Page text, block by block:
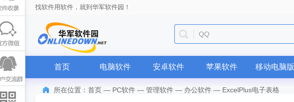
找软件用软件，就到华军软件园！
QQ
首页 电脑软件 安卓软件 苹果软件 移动电脑版
所在位置： 首页 — PC软件 — 管理软件 — 办公软件 — ExcelPlus电子表格